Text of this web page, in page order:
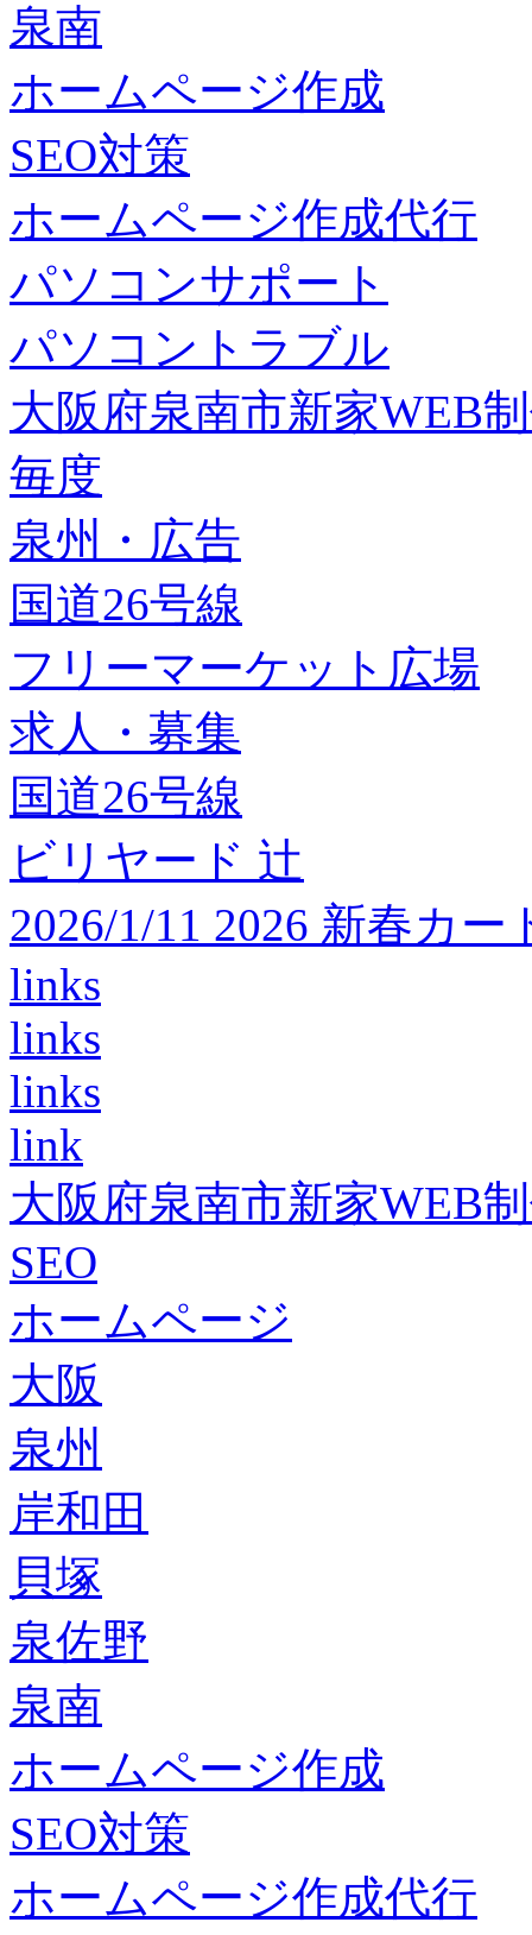
泉南
ホームページ作成
SEO対策
ホームページ作成代行
パソコンサポート
パソコントラブル
大阪府泉南市新家WEB
毎度
泉州・広告
国道26号線
フリーマーケット広場
求人・募集
国道26号線
ビリヤード 辻
2026/1/11 2026 新春カ
links
links
links
link
大阪府泉南市新家WEB
SEO
ホームページ
大阪
泉州
岸和田
貝塚
泉佐野
泉南
ホームページ作成
SEO対策
ホームページ作成代行